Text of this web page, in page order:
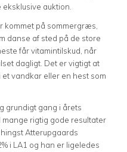
auktion.
kommet på sommergræs,
danse af sted på de store
får vitamintilskud, når
dagligt. Det er vigtigt at
vandkar eller en hest som
grundigt gang i årets
rigtig gode resultater
Atterupgaards
i LA1 og han er ligeledes